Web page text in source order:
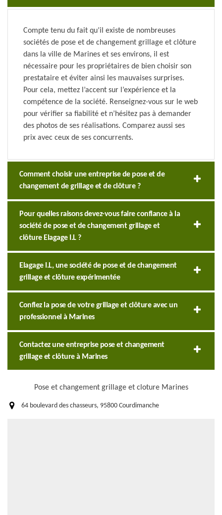
Compte tenu du fait qu’il existe de nombreuses
sociétés de pose et de changement grillage et clôture
dans la ville de Marines et ses environs, il est
nécessaire pour les propriétaires de bien choisir son
prestataire et éviter ainsi les mauvaises surprises.
Pour cela, mettez l’accent sur l’expérience et la
compétence de la société. Renseignez-vous sur le web
pour vérifier sa fiabilité et n’hésitez pas à demander
des photos de ses réalisations. Comparez aussi ses
prix avec ceux de ses concurrents.
Comment choisir une entreprise de pose et de
changement de grillage et de clôture ?
Pour quelles raisons devez-vous faire confiance à la
société de pose et de changement grillage et
clôture Elagage I.L ?
Elagage I.L, une société de pose et de changement
grillage et clôture expérimentée
Confiez la pose de votre grillage et clôture avec un
professionnel à Marines
Contactez une entreprise pose et changement
grillage et clôture à Marines
Pose et changement grillage et cloture Marines
64 boulevard des chasseurs, 95800 Courdimanche